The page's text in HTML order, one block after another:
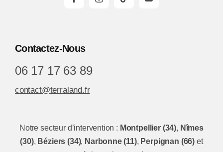
Contactez-Nous
06 17 17 63 89
contact@terraland.fr
Notre secteur d’intervention : Montpellier (34), Nîmes
(30), Béziers (34), Narbonne (11), Perpignan (66) et